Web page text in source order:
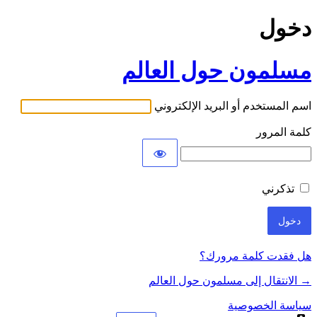
دخول
مسلمون حول العالم
اسم المستخدم أو البريد الإلكتروني
كلمة المرور
تذكرني
هل فقدت كلمة مرورك؟
→ الانتقال إلى مسلمون حول العالم
سياسة الخصوصية